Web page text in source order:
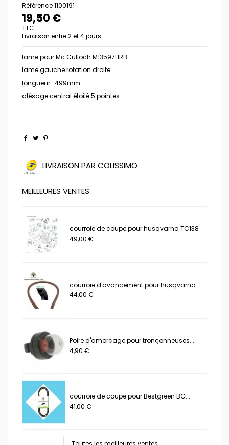
Référence1100191
19,50 €
TTC
Livraison entre 2 et 4 jours
lame pour Mc Culloch M13597HRB
lame gauche rotation droite
longueur : 499mm
alésage central étoilé 5 pointes
LIVRAISON PAR COLISSIMO
MEILLEURES VENTES
courroie de coupe pour husqvarna TC138
49,00 €
courroie d'avancement pour husqvarna...
44,00 €
Poire d'amorçage pour tronçonneuses...
4,90 €
courroie de coupe pour Bestgreen BG...
41,00 €